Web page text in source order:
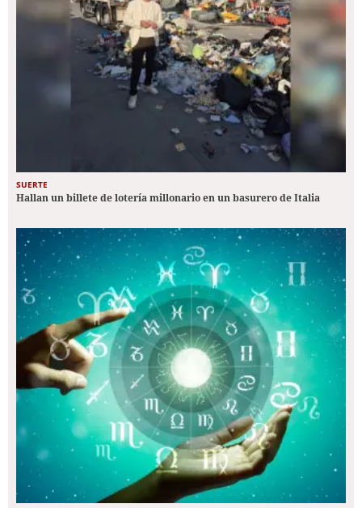
SUERTE
Hallan un billete de lotería millonario en un basurero de Italia